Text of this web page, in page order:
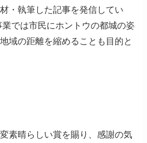
・執筆した記事を発信してい
業では市民にホントウの都城の姿
域の距離を縮めることも目的と
素晴らしい賞を賜り、感謝の気